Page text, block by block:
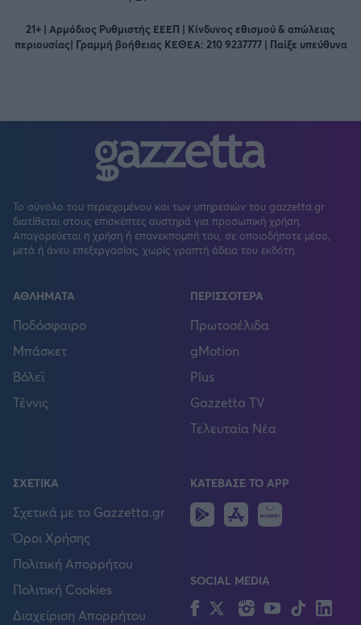
21+ | Αρμόδιος Ρυθμιστής ΕΕΕΠ | Κίνδυνος εθισμού & απώλειας
περιουσίας| Γραμμή βοήθειας ΚΕΘΕΑ: 210 9237777 | Παίξε υπεύθυνα
Το σύνολο του περιεχομένου και των υπηρεσιών του gazzetta.gr
διατίθεται στους επισκέπτες αυστηρά για προσωπική χρήση.
Απαγορεύεται η χρήση ή επανεκπομπή του, σε οποιοδήποτε μέσο,
μετά ή άνευ επεξεργασίας, χωρίς γραπτή άδεια του εκδότη.
ΑΘΛΗΜΑΤΑ
Ποδόσφαιρο
Μπάσκετ
Βόλεϊ
Τέννις
ΠΕΡΙΣΣΟΤΕΡΑ
Πρωτοσέλιδα
gMotion
Plus
Gazzetta TV
Τελευταία Νέα
ΣΧΕΤΙΚΑ
Σχετικά με το Gazzetta.gr
Όροι Χρήσης
Πολιτική Απορρήτου
Πολιτική Cookies
Διαχείριση Απορρήτου
ΚΑΤΕΒΑΣΕ ΤΟ APP
Android
IOS
SOCIAL MEDIA
FacebookTwitterInstagram
YouTubeTikTok